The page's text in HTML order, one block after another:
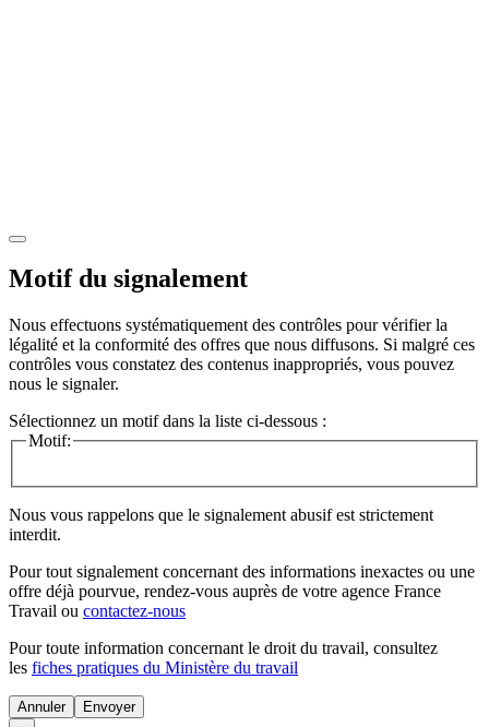
Motif du signalement
Nous effectuons systématiquement des contrôles pour vérifier la
légalité et la conformité des offres que nous diffusons. Si malgré ces
contrôles vous constatez des contenus inappropriés, vous pouvez
nous le signaler.
Sélectionnez un motif dans la liste ci-dessous :
Motif:
Nous vous rappelons que le signalement abusif est strictement
interdit.
Pour tout signalement concernant des informations inexactes ou une
offre déjà pourvue, rendez-vous auprès de votre agence France
Travail ou contactez-nous
Pour toute information concernant le droit du travail, consultez
les fiches pratiques du Ministère du travail
Annuler